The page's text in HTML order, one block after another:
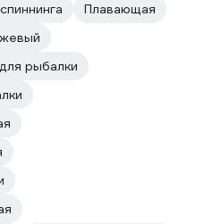
Плавающая
рыбалки